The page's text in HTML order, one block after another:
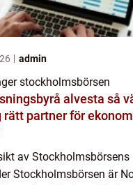
admin
stockholmsbörsen
alvesta så väljer
rätt partner för
av Stockholmsbörsens
Stockholmsbörsen är